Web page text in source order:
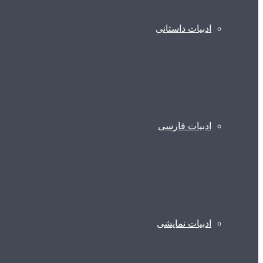
ادبیات داستانی
ادبیات فارسی
ادبیات نمایشی